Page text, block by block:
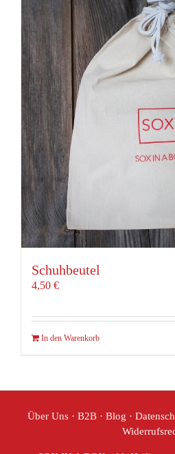
Schuhbeutel
4,50 €
In den Warenkorb
Über Uns· B2B· Blog ·